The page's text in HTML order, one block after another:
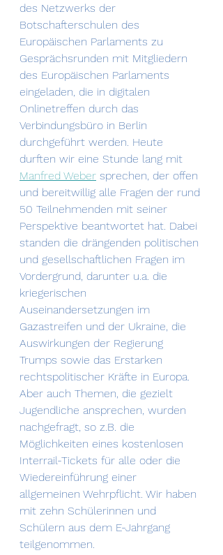
des Netzwerks der
Botschafterschulen des
Europäischen Parlaments zu
Gesprächsrunden mit Mitgliedern
des Europäischen Parlaments
eingeladen, die in digitalen
Onlinetreffen durch das
Verbindungsbüro in Berlin
durchgeführt werden. Heute
durften wir eine Stunde lang mit
Manfred Weber sprechen, der offen
und bereitwillig alle Fragen der rund
50 Teilnehmenden mit seiner
Perspektive beantwortet hat. Dabei
standen die drängenden politischen
und gesellschaftlichen Fragen im
Vordergrund, darunter u.a. die
kriegerischen
Auseinandersetzungen im
Gazastreifen und der Ukraine, die
Auswirkungen der Regierung
Trumps sowie das Erstarken
rechtspolitischer Kräfte in Europa.
Aber auch Themen, die gezielt
Jugendliche ansprechen, wurden
nachgefragt, so z.B. die
Möglichkeiten eines kostenlosen
Interrail-Tickets für alle oder die
Wiedereinführung einer
allgemeinen Wehrpflicht. Wir haben
mit zehn Schülerinnen und
Schülern aus dem E-Jahrgang
teilgenommen.